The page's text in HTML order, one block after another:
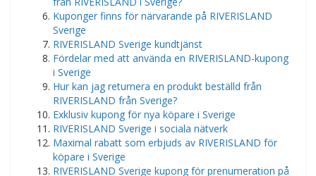
Kuponger finns för närvarande på RIVERISLAND
Sverige
RIVERISLAND Sverige kundtjänst
Fördelar med att använda en RIVERISLAND-kupong
i Sverige
Hur kan jag returnera en produkt beställd från
RIVERISLAND från Sverige?
Exklusiv kupong för nya köpare i Sverige
RIVERISLAND Sverige i sociala nätverk
Maximal rabatt som erbjuds av RIVERISLAND för
köpare i Sverige
RIVERISLAND Sverige kupong för prenumeration på